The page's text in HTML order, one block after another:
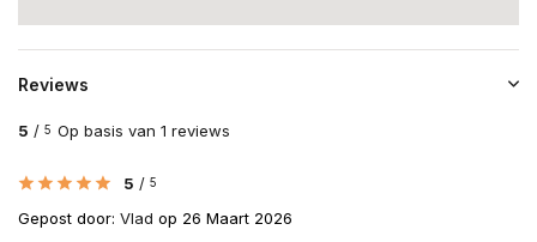
Reviews
5 / 5 Op basis van 1 reviews
5 / 5
Gepost door: Vlad op 26 Maart 2026